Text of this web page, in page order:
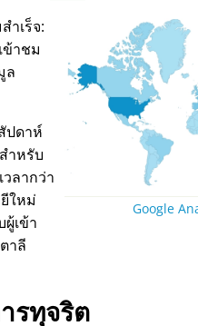
Google
ำเร็จ:
ข้าชม
ล
ปดาห์
ำหรับ
วลากว่า
ใหม่
เข้า
าลี
รทุจริต